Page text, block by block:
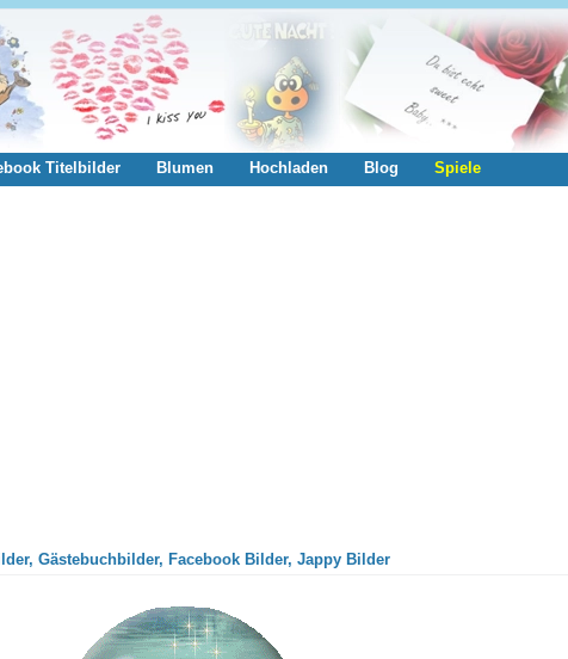
Titelbilder Blumen Hochladen Blog Spiele
Gästebuchbilder, Facebook Bilder, Jappy Bilder